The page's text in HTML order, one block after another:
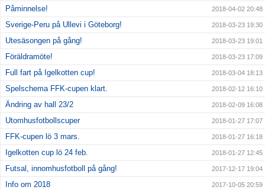
Påminnelse! 2018-04-02 20:48
Sverige-Peru på Ullevi i Göteborg! 2018-03-23 19:30
Utesäsongen på gång! 2018-03-23 19:01
Föräldramöte! 2018-03-23 17:09
Full fart på Igelkotten cup! 2018-03-04 18:13
Spelschema FFK-cupen klart. 2018-02-12 16:10
Ändring av hall 23/2 2018-02-09 16:08
Utomhusfotbollscuper 2018-01-27 17:07
FFK-cupen lö 3 mars. 2018-01-27 16:18
Igelkotten cup lö 24 feb. 2018-01-27 12:45
Futsal, innomhusfotboll på gång! 2017-12-17 19:04
Info om 2018 2017-10-05 20:59